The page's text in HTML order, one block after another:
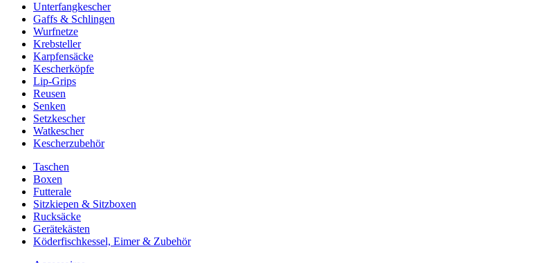
Unterfangkescher
Gaffs & Schlingen
Wurfnetze
Krebsteller
Karpfensäcke
Kescherköpfe
Lip-Grips
Reusen
Senken
Setzkescher
Watkescher
Kescherzubehör
Taschen
Boxen
Futterale
Sitzkiepen & Sitzboxen
Rucksäcke
Gerätekästen
Köderfischkessel, Eimer & Zubehör